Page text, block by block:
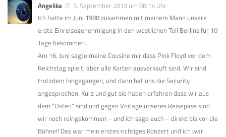
Angelika
3. September 2013 um 08:14 Uhr
Ich hatte im Juni 1988 zusammen mit meinem Mann unsere
erste Einreisegenehmigung in den westlichen Teil Berlins für 10
Tage bekommen.
Am 16. Juni sagte meine Cousine mir dass Pink Floyd vor dem
Reichstag spielt, aber alle Karten ausverkauft sind. Wir sind
trotzdem hingegangen, und dann hat uns die Security
angesprochen. Kurz und gut sie haben erfahren dass wir aus
dem “Osten” sind und gegen Vorlage unseres Reisepass sind
wir noch reingekommen – und ich sage euch – direkt bis vor die
Bühne!! Das war mein erstes richtiges Konzert und ich war